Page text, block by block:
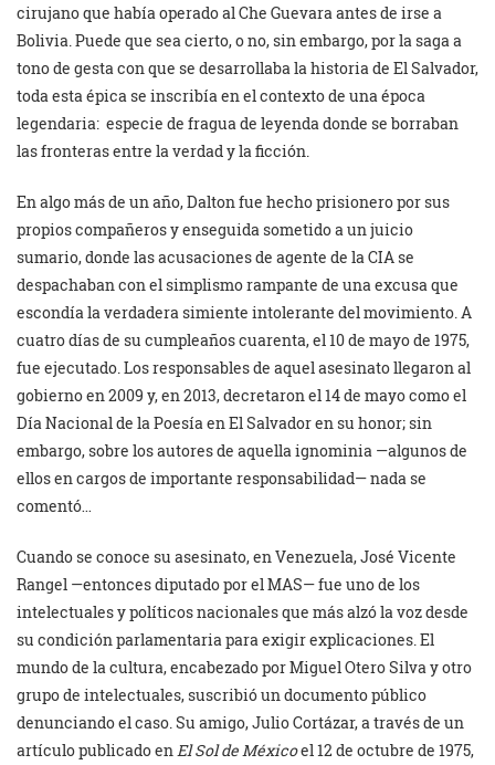
cirujano que había operado al Che Guevara antes de irse a
Bolivia. Puede que sea cierto, o no, sin embargo, por la saga a
tono de gesta con que se desarrollaba la historia de El Salvador,
toda esta épica se inscribía en el contexto de una época
legendaria: especie de fragua de leyenda donde se borraban
las fronteras entre la verdad y la ficción.
En algo más de un año, Dalton fue hecho prisionero por sus
propios compañeros y enseguida sometido a un juicio
sumario, donde las acusaciones de agente de la CIA se
despachaban con el simplismo rampante de una excusa que
escondía la verdadera simiente intolerante del movimiento. A
cuatro días de su cumpleaños cuarenta, el 10 de mayo de 1975,
fue ejecutado. Los responsables de aquel asesinato llegaron al
gobierno en 2009 y, en 2013, decretaron el 14 de mayo como el
Día Nacional de la Poesía en El Salvador en su honor; sin
embargo, sobre los autores de aquella ignominia —algunos de
ellos en cargos de importante responsabilidad— nada se
comentó…
Cuando se conoce su asesinato, en Venezuela, José Vicente
Rangel —entonces diputado por el MAS— fue uno de los
intelectuales y políticos nacionales que más alzó la voz desde
su condición parlamentaria para exigir explicaciones. El
mundo de la cultura, encabezado por Miguel Otero Silva y otro
grupo de intelectuales, suscribió un documento público
denunciando el caso. Su amigo, Julio Cortázar, a través de un
artículo publicado en El Sol de Méxicoel 12 de octubre de 1975,